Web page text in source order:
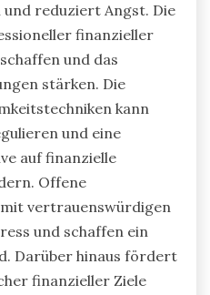
und reduziert Angst. Die
finanzieller
und das
stärken. Die
kann
und eine
auf finanzielle
Offene
mit vertrauenswürdigen
und schaffen ein
Darüber hinaus fördert
finanzieller Ziele